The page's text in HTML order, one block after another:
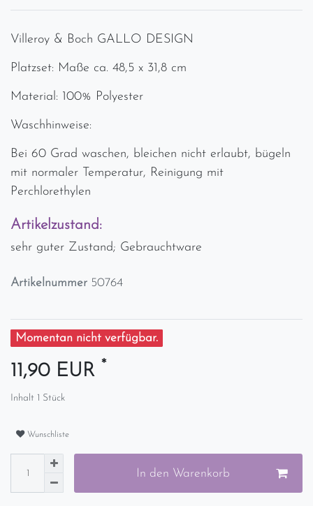
Villeroy & Boch GALLO DESIGN
Platzset: Maße ca. 48,5 x 31,8 cm
Material: 100% Polyester
Waschhinweise:
Bei 60 Grad waschen, bleichen nicht erlaubt, bügeln
mit normaler Temperatur, Reinigung mit
Perchlorethylen
Artikelzustand:
sehr guter Zustand; Gebrauchtware
Artikelnummer 50764
Momentan nicht verfügbar.
11,90 EUR *
Inhalt 1 Stück
Wunschliste
In den Warenkorb